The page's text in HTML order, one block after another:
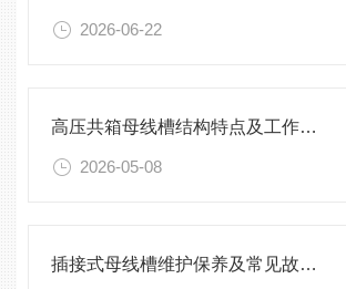
2026-06-22
高压共箱母线槽结构特点及工作原理
2026-05-08
插接式母线槽维护保养及常见故障处理指南